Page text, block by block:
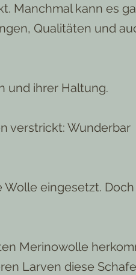
Manchmal kann es
Qualitäten und
und ihrer Haltung.
verstrickt: Wunderbar
eingesetzt. Doch
Merinowolle
Larven diese Schafe